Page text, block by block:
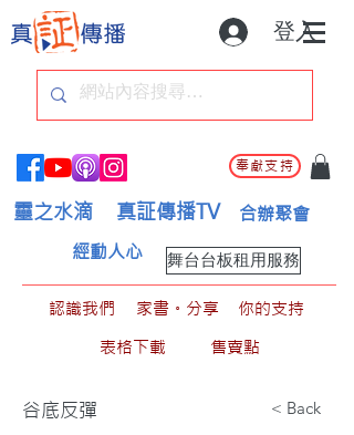
登入
奉獻支持
靈之水滴 真証傳播TV 合辦聚會
舞台台板租用服務
經動人心
認識我們 家書。分享
你的支持
表格下載
售賣點
谷底反彈 < Back